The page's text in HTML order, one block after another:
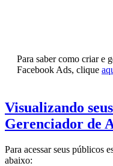
Para saber como criar e
Facebook Ads, clique
Visualizando
Gerenciador de
Para acessar seus públicos
abaixo: